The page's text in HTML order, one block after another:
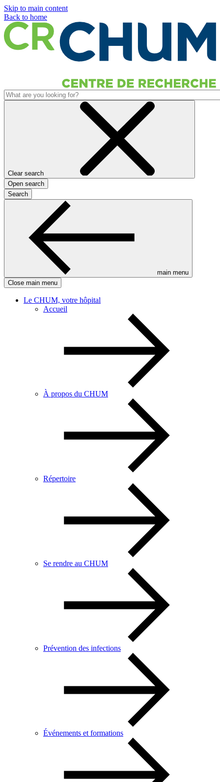
Skip to main content
Back to home
Clear search
Open search
Search
main menu
Close main menu
Le CHUM, votre hôpital
Accueil
À propos du CHUM
Répertoire
Se rendre au CHUM
Prévention des infections
Événements et formations